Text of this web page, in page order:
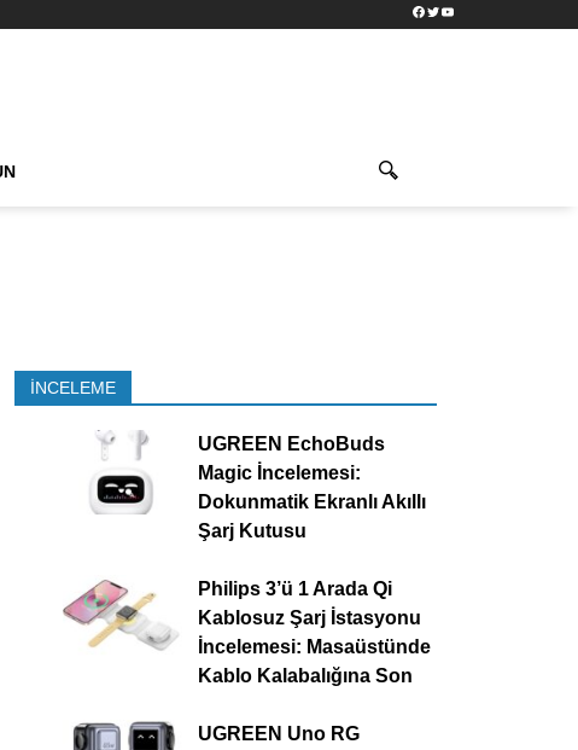
Facebook
TwitterYouTube
İNCELEME
UGREEN EchoBuds
Magic İncelemesi:
Dokunmatik Ekranlı Akıllı
Şarj Kutusu
Philips 3’ü 1 Arada Qi
Kablosuz Şarj İstasyonu
İncelemesi: Masaüstünde
Kablo Kalabalığına Son
UGREEN Uno RG